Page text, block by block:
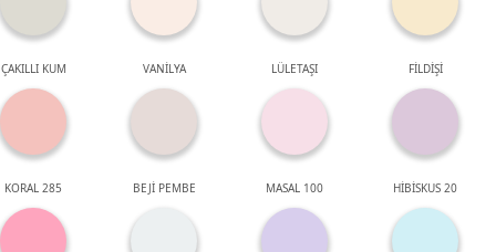
ÇAKILLI KUM VANİLYA LÜLETAŞI FİLDİŞİ
KORAL 285 BEJİ PEMBE MASAL 100 HİBİSKUS 20